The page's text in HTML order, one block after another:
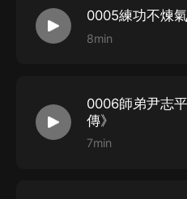
0005練功不煉
8min
0006師弟尹志
傳》
7min